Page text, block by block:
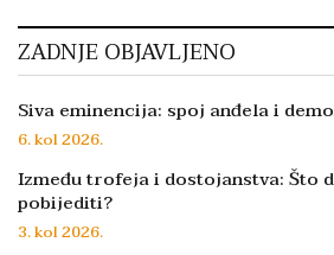
ZADNJE OBJAVLJENO
Siva eminencija: spoj anđela i
6. kol 2026.
Između trofeja i dostojanstva: Što
pobijediti?
3. kol 2026.